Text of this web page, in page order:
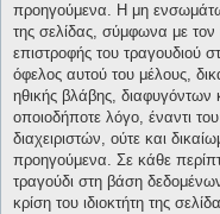
προηγούμενα. Η μη
της σελίδας, σύμφωνα με τον
επιστροφής του τραγουδιού
όφελος αυτού του μέλους,
ηθικής βλάβης,
οποιοδήποτε λόγο, έναντι
διαχειριστών, ούτε και
προηγούμενα. Σε κάθε
τραγούδι στη βάση
κρίση του ιδιοκτήτη της